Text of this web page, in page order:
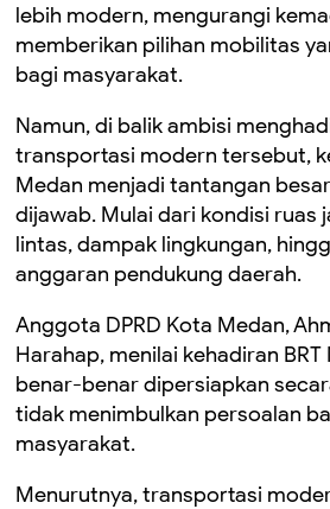
lebih modern, mengurangi
memberikan pilihan mobilitas
bagi masyarakat.
Namun, di balik ambisi
transportasi modern tersebut,
Medan menjadi tantangan
dijawab. Mulai dari kondisi ruas
lintas, dampak lingkungan,
anggaran pendukung daerah.
Anggota DPRD Kota Medan,
Harahap, menilai kehadiran
benar-benar dipersiapkan
tidak menimbulkan persoalan
masyarakat.
Menurutnya, transportasi